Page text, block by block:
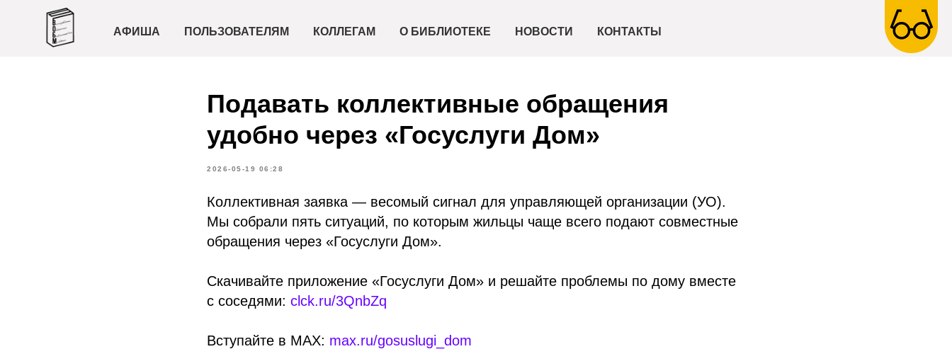
АФИША ПОЛЬЗОВАТЕЛЯМ КОЛЛЕГАМ О БИБЛИОТЕКЕ НОВОСТИ КОНТАКТЫ
Подавать коллективные обращения
удобно через «Госуслуги Дом»
2026-05-19 06:28
Коллективная заявка — весомый сигнал для управляющей организации (УО).
Мы собрали пять ситуаций, по которым жильцы чаще всего подают совместные
обращения через «Госуслуги Дом».
Скачивайте приложение «Госуслуги Дом» и решайте проблемы по дому вместе
с соседями: clck.ru/3QnbZq
Вступайте в МАХ: max.ru/gosuslugi_dom